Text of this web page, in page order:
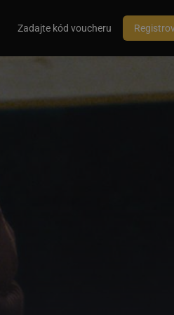
Zadajte kód voucheru